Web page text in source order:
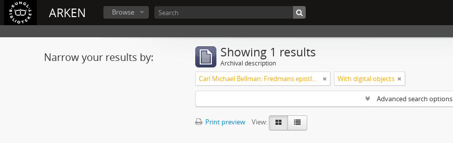
ARKEN Browse
Narrow your results by: Showing 1 results
Archival description
Carl Michael Bellman: Fredmans epistlar och sånger m.fl. Bellman-texter With digital objects
Advanced search options
Print preview
View: